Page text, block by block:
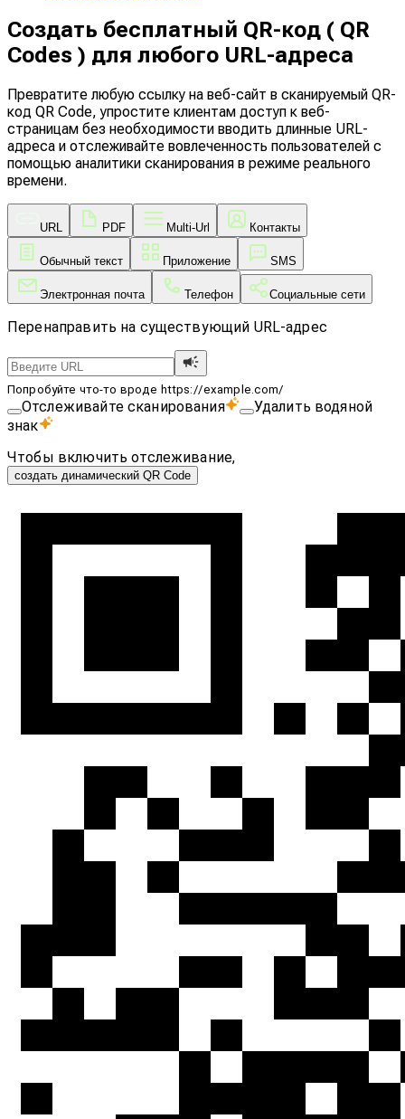
Создать бесплатный QR-код ( QR
Codes ) для любого URL-адреса
Превратите любую ссылку на веб-сайт в сканируемый QR-
код QR Code, упростите клиентам доступ к веб-
страницам без необходимости вводить длинные URL-
адреса и отслеживайте вовлеченность пользователей с
помощью аналитики сканирования в режиме реального
времени.
URL PDF Multi-Url Контакты
Обычный текст Приложение SMS
Электронная почта Телефон Социальные сети
Перенаправить на существующий URL-адрес
Попробуйте что-то вроде https://example.com/
Отслеживайте сканирования
Удалить водяной
знак
Чтобы включить отслеживание,
создать динамический QR Code